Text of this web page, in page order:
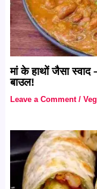
मां के हाथों जैसा स्वाद
बाउल!
Leave a Comment /Veg